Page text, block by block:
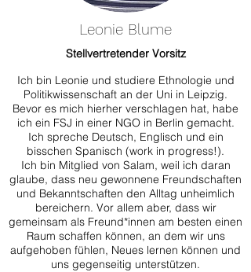
Leonie Blume
Stellvertretender Vorsitz
Ich bin Leonie und studiere Ethnologie und
Politikwissenschaft an der Uni in Leipzig.
Bevor es mich hierher verschlagen hat, habe
ich ein FSJ in einer NGO in Berlin gemacht.
Ich spreche Deutsch, Englisch und ein
bisschen Spanisch (work in progress!).
Ich bin Mitglied von Salam, weil ich daran
glaube, dass neu gewonnene Freundschaften
und Bekanntschaften den Alltag unheimlich
bereichern. Vor allem aber, dass wir
gemeinsam als Freund*innen am besten einen
Raum schaffen können, an dem wir uns
aufgehoben fühlen, Neues lernen können und
uns gegenseitig unterstützen.